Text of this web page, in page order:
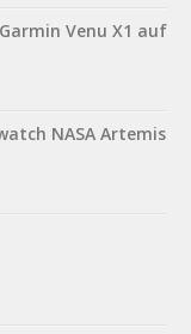
Venu X1 auf
NASA Artemis